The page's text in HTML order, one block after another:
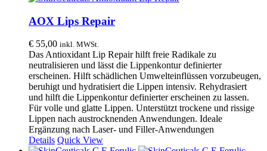
AOX Lips Repair
€ 55,00 inkl. MWSt.
Das Antioxidant Lip Repair hilft freie Radikale zu
neutralisieren und lässt die Lippenkontur definierter
erscheinen. Hilft schädlichen Umwelteinflüssen vorzubeugen,
beruhigt und hydratisiert die Lippen intensiv. Rehydrasiert
und hilft die Lippenkontur definierter erscheinen zu lassen.
Für volle und glatte Lippen. Unterstützt trockene und rissige
Lippen nach austrocknenden Anwendungen. Ideale
Ergänzung nach Laser- und Filler-Anwendungen
Details Quick View